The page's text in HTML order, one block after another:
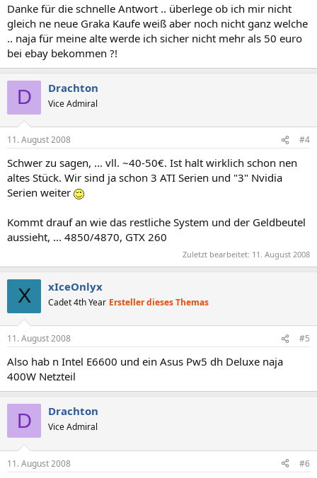
Danke für die schnelle Antwort .. überlege ob ich mir nicht
gleich ne neue Graka Kaufe weiß aber noch nicht ganz welche
.. naja für meine alte werde ich sicher nicht mehr als 50 euro
bei ebay bekommen ?!
D Drachton
Vice Admiral
11. August 2008 #4
Schwer zu sagen, ... vll. ~40-50€. Ist halt wirklich schon nen
altes Stück. Wir sind ja schon 3 ATI Serien und "3" Nvidia
Serien weiter
Kommt drauf an wie das restliche System und der Geldbeutel
aussieht, ... 4850/4870, GTX 260
Zuletzt bearbeitet: 11. August 2008
X xIceOnlyx
Cadet 4th Year Ersteller dieses Themas
11. August 2008 #5
Also hab n Intel E6600 und ein Asus Pw5 dh Deluxe naja
400W Netzteil
D Drachton
Vice Admiral
11. August 2008 #6